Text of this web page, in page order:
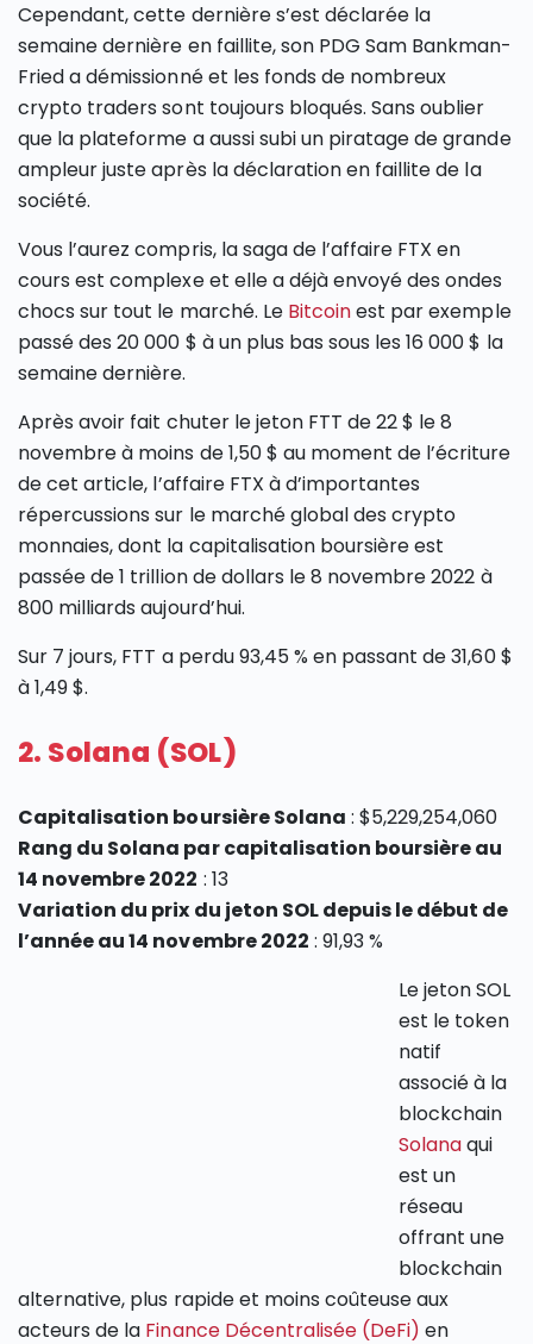
Cependant, cette dernière s’est déclarée la
semaine dernière en faillite, son PDG Sam Bankman-
Fried a démissionné et les fonds de nombreux
crypto traders sont toujours bloqués. Sans oublier
que la plateforme a aussi subi un piratage de grande
ampleur juste après la déclaration en faillite de la
société.
Vous l’aurez compris, la saga de l’affaire FTX en
cours est complexe et elle a déjà envoyé des ondes
chocs sur tout le marché. Le Bitcoinest par exemple
passé des 20 000 $ à un plus bas sous les 16 000 $ la
semaine dernière.
Après avoir fait chuter le jeton FTT de 22 $ le 8
novembre à moins de 1,50 $ au moment de l’écriture
de cet article, l’affaire FTX à d’importantes
répercussions sur le marché global des crypto
monnaies, dont la capitalisation boursière est
passée de 1 trillion de dollars le 8 novembre 2022 à
800 milliards aujourd’hui.
Sur 7 jours, FTT a perdu 93,45 % en passant de 31,60 $
à 1,49 $.
2. Solana (SOL)
Capitalisation boursière Solana : $5,229,254,060
Rang du Solana par capitalisation boursière au
14 novembre 2022 : 13
Variation du prix du jeton SOL depuis le début de
l’année au 14 novembre 2022 : 91,93 %
Le jeton SOL
est le token
natif
associé à la
blockchain
Solanaqui
est un
réseau
offrant une
blockchain
alternative, plus rapide et moins coûteuse aux
acteurs de la Finance Décentralisée (DeFi) en